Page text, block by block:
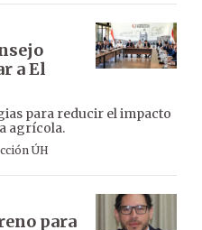
a El
para reducir el impacto
agrícola.
ÚH
para